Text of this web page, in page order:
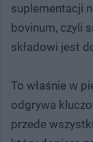
suplementacji
bovinum, czyli
składowi jest
To właśnie w
odgrywa
przede